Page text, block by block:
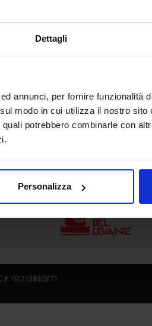
Dettagli
annunci, per fornire funzionalità
modo in cui utilizza il nostro
potrebbero combinarle con
Personalizza
In collaborazione
02213830371